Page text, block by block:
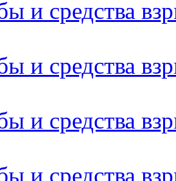
и средства
и средства
и средства
и средства